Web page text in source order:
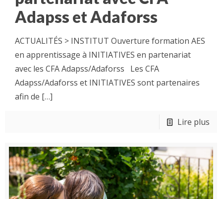
Adapss et Adaforss
ACTUALITÉS > INSTITUT Ouverture formation AES
en apprentissage à INITIATIVES en partenariat
avec les CFA Adapss/Adaforss Les CFA
Adapss/Adaforss et INITIATIVES sont partenaires
afin de […]
Lire plus